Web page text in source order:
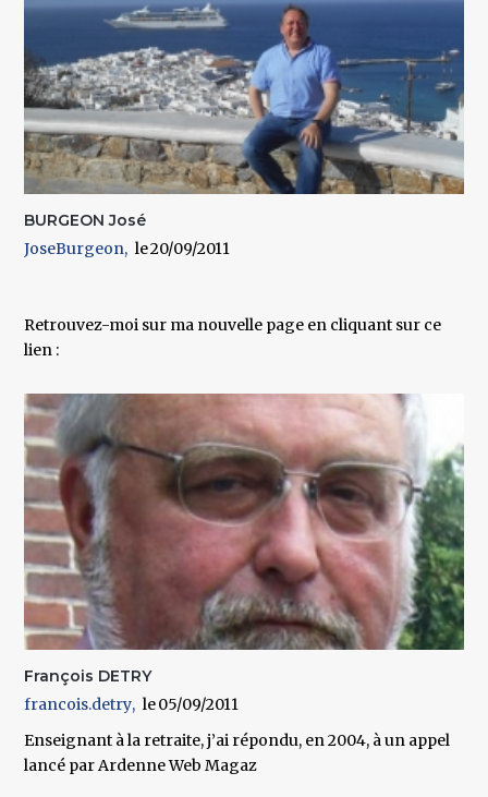
BURGEON José
JoseBurgeon
20/09/2011
Retrouvez-moi sur ma nouvelle page en cliquant sur ce
lien :
François DETRY
francois.detry
05/09/2011
Enseignant à la retraite, j’ai répondu, en 2004, à un appel
lancé par Ardenne Web Magaz